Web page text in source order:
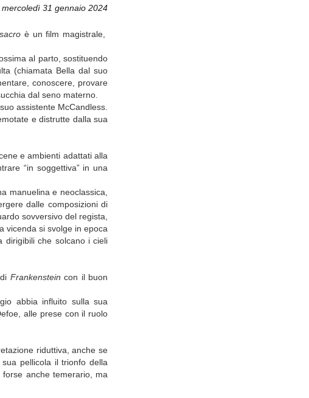
mercoledì 31 gennaio 2024
è un film magistrale,
al parto, sostituendo
(chiamata Bella dal suo
conoscere, provare
dal seno materno.
assistente McCandless.
e distrutte dalla sua
e ambienti adattati alla
“in soggettiva” in una
manuelina e neoclassica,
dalle composizioni di
sovversivo del regista,
vicenda si svolge in epoca
dirigibili che solcano i cieli
Frankenstein con il buon
abbia influito sulla sua
alle prese con il ruolo
riduttiva, anche se
pellicola il trionfo della
anche temerario, ma